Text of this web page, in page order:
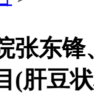
张东
(肝豆